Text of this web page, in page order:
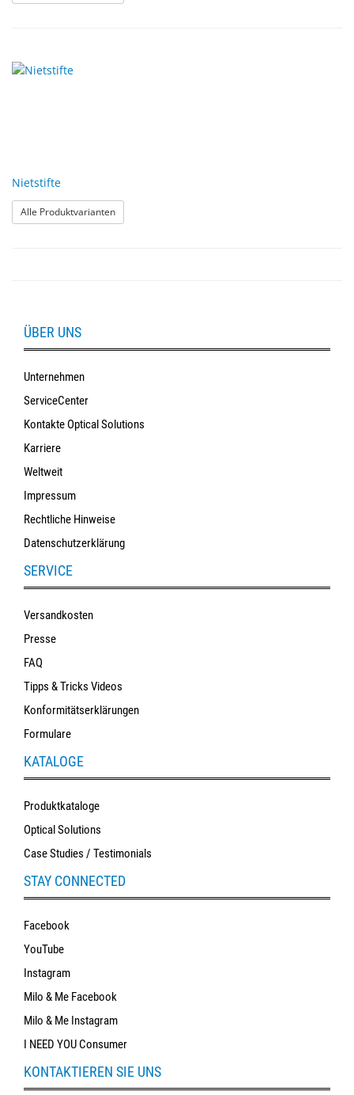
Nietstifte
Alle Produktvarianten: Nietstifte
ÜBER UNS
Unternehmen
ServiceCenter
Kontakte Optical Solutions
Karriere
Weltweit
Impressum
Rechtliche Hinweise
Datenschutzerklärung
SERVICE
Versandkosten
Presse
FAQ
Tipps & Tricks Videos
Konformitätserklärungen
Formulare
KATALOGE
Produktkataloge
Optical Solutions
Case Studies / Testimonials
STAY CONNECTED
Facebook
YouTube
Instagram
Milo & Me Facebook
Milo & Me Instagram
I NEED YOU Consumer
KONTAKTIEREN SIE UNS